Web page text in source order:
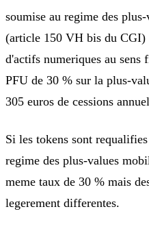
soumise au regime des
(article 150 VH bis du CGI)
d'actifs numeriques au
PFU de 30 % sur la plus-
305 euros de cessions
Si les tokens sont
regime des plus-values
meme taux de 30 % mais
legerement differentes.